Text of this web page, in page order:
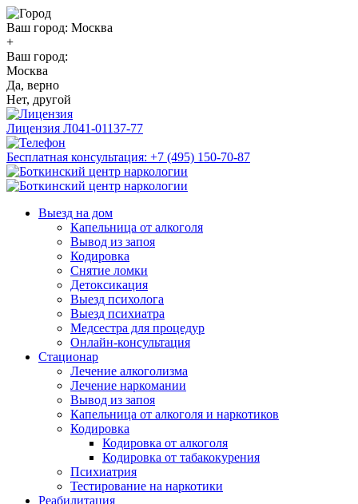
Ваш город: Москва
+
Ваш город:
Москва
Да, верно
Нет, другой
Лицензия Л041-01137-77
Бесплатная консультация: +7 (495) 150-70-87
Выезд на дом
Капельница от алкоголя
Вывод из запоя
Кодировка
Снятие ломки
Детоксикация
Выезд психолога
Выезд психиатра
Медсестра для процедур
Онлайн-консультация
Стационар
Лечение алкоголизма
Лечение наркомании
Вывод из запоя
Капельница от алкоголя и наркотиков
Кодировка
Кодировка от алкоголя
Кодировка от табакокурения
Психиатрия
Тестирование на наркотики
Реабилитация